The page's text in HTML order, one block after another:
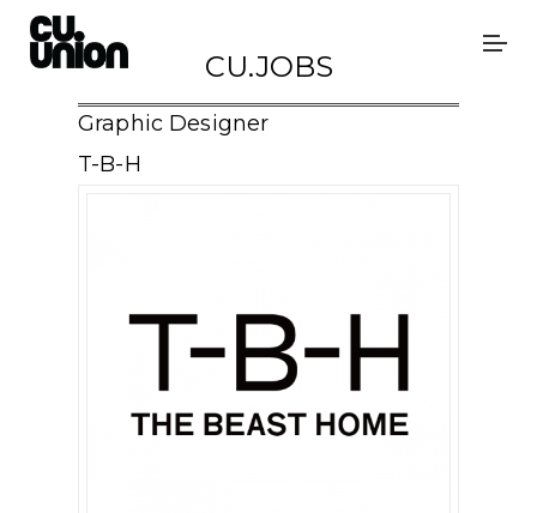
CU.JOBS
Graphic Designer
T-B-H